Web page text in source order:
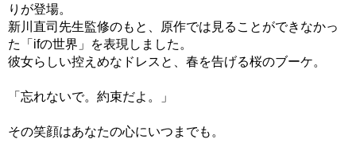
りが登場。
新川直司先生監修のもと、原作では見ることができなかっ
た「ifの世界」を表現しました。
彼女らしい控えめなドレスと、春を告げる桜のブーケ。
「忘れないで。約束だよ。」
その笑顔はあなたの心にいつまでも。